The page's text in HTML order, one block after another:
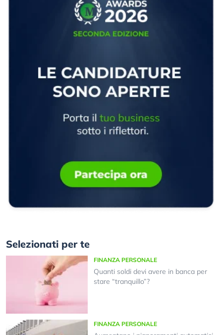
Selezionati per te
FINANZA PERSONALE
Quanti soldi devi avere in banca per
stare “tranquillo”?
FINANZA PERSONALE